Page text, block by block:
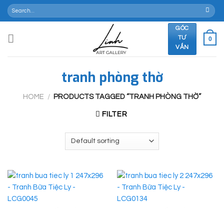
SkipSearch
for:
GÓC
TƯ
VẤN
0
tranh phòng thờ
HOME / PRODUCTS TAGGED “TRANH PHÒNG THỜ”
FILTER